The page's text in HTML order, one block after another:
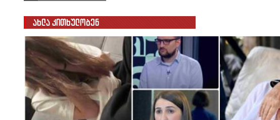
ახლა კითხულობენ